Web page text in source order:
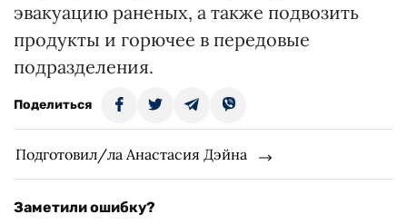
эвакуацию раненых, а также подвозить
продукты и горючее в передовые
подразделения.
Поделиться
Подготовил/ла Анастасия Дэйна
Заметили ошибку?